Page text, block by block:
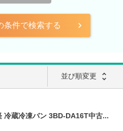
条件で検索する
並び順変更 unfold_more
冷蔵冷凍バン 3BD-DA16T中古...